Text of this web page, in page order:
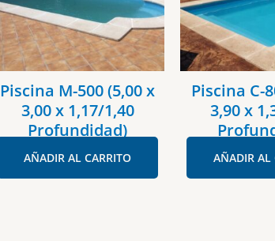
Piscina M-500 (5,00 x
3,00 x 1,17/1,40
Profundidad)
AÑADIR AL CARRITO
Piscina C-
3,90 x
AÑADIR AL